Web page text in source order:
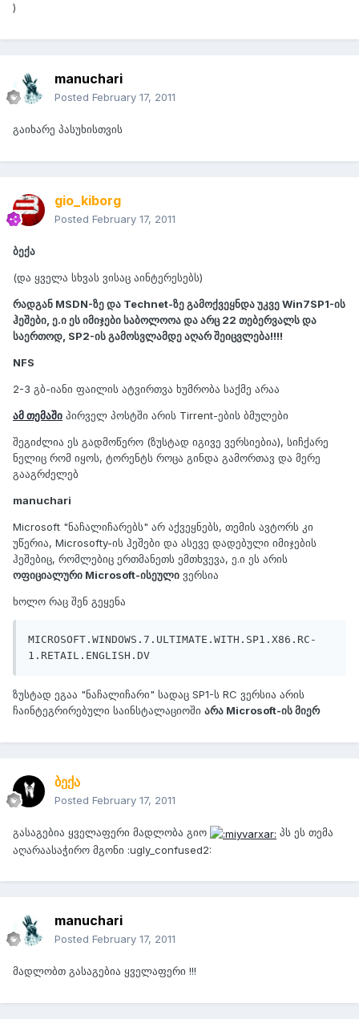
)
manuchari
Posted February 17, 2011
გაიხარე პასუხისთვის
gio_kiborg
Posted February 17, 2011
ბექა
(და ყველა სხვას ვისაც აინტერესებს)
რადგან MSDN-ზე და Technet-ზე გამოქვეყნდა უკვე Win7SP1-ის
ჰეშები, ე.ი ეს იმიჯები საბოლოოა და არც 22 თებერვალს და
საერთოდ, SP2-ის გამოსვლამდე აღარ შეიცვლება!!!!
NFS
2-3 გბ-იანი ფაილის ატვირთვა ხუმრობა საქმე არაა
ამ თემაში პირველ პოსტში არის Tirrent-ების ბმულები
შეგიძლია ეს გადმოწერო (ზუსტად იგივე ვერსიებია), სიჩქარე
ნელიც რომ იყოს, ტორენტს როცა გინდა გამორთავ და მერე
გააგრძელებ
manuchari
Microsoft "ნაჩალიჩარებს" არ აქვეყნებს, თემის ავტორს კი
უწერია, Microsofty-ის ჰეშები და ასევე დადებული იმიჯების
ჰეშებიც, რომლებიც ერთმანეთს ემთხვევა, ე.ი ეს არის
ოფიციალური Microsoft-ისეული ვერსია
ხოლო რაც შენ გეყენა
MICROSOFT.WINDOWS.7.ULTIMATE.WITH.SP1.X86.RC-
1.RETAIL.ENGLISH.DV
ზუსტად ეგაა "ნაჩალიჩარი" სადაც SP1-ს RC ვერსია არის
ჩაინტეგრირებული საინსტალაციოში არა Microsoft-ის მიერ
ბექა
Posted February 17, 2011
გასაგებია ყველაფერი მადლობა გიო
პს ეს თემა
აღარაასაჭირო მგონი :ugly_confused2:
manuchari
Posted February 17, 2011
მადლობთ გასაგებია ყველაფერი !!!